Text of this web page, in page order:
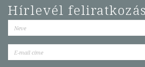
Hírlevél feliratkozás